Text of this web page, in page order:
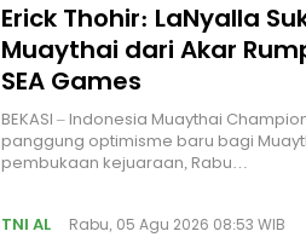
Erick Thohir: LaNyalla
Muaythai dari Akar
SEA Games
BEKASI – Indonesia Muaythai
panggung optimisme baru bagi
pembukaan kejuaraan, Rabu…
TNI AL Rabu, 05 Agu 2026 08:53 WIB